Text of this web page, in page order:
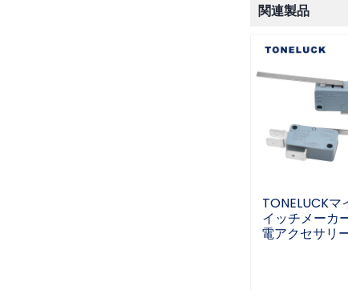
関連製品
TONELUCK
スイッチメー
型家電アク
L42AD
TONELUCKマ
イッチメーカ
電アクセサリ